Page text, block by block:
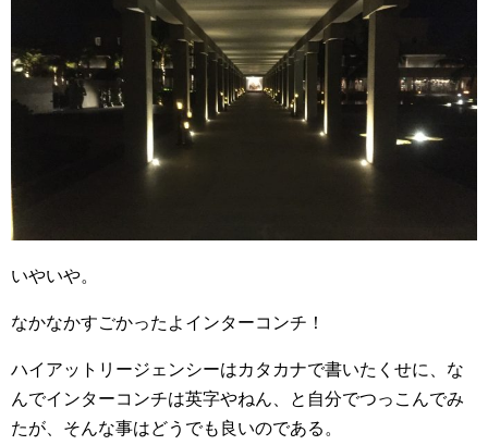
いやいや。
なかなかすごかったよインターコンチ！
ハイアットリージェンシーはカタカナで書いたくせに、な
んでインターコンチは英字やねん、と自分でつっこんでみ
たが、そんな事はどうでも良いのである。